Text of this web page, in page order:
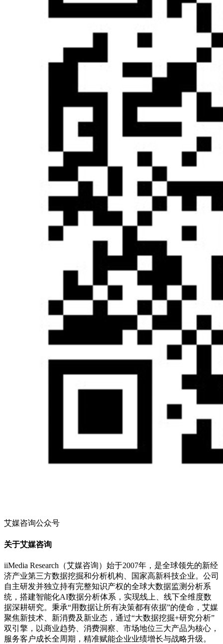
艾媒咨询公众号
关于艾媒咨询
iiMedia Research（艾媒咨询）始于2007年，是全球领先的新经
济产业第三方数据挖掘和分析机构、国家高新科技企业。公司
自主研发并独立持有完整知识产权的全球大数据监测分析系
统，搭建智能化AI数据分析体系，实现线上、线下全维度数
据深耕研究。秉承“用数据让所有决策都有依据”的使命，艾媒
聚焦新技术、新消费及新业态，通过“大数据挖掘+研究分析”
双引擎，以商业趋势、消费洞察、市场地位三大产品为核心，
服务客户成长全周期，精准赋能企业业绩增长与战略升级。